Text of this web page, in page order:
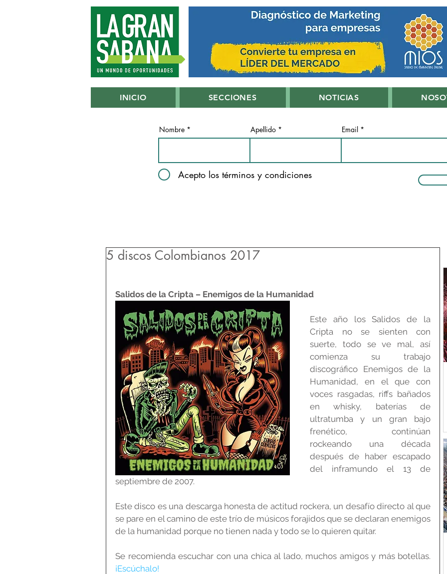
INICIO SECCIONES NOTICIAS
Nombre Apellido Email
Acepto los términos y condiciones
5 discos Colombianos 2017
Salidos de la Cripta – Enemigos de la Humanidad
Este año los Salidos de la
Cripta no se sienten con
suerte, todo se ve mal, así
comienza su trabajo
discográfico Enemigos de la
Humanidad, en el que con
voces rasgadas, riffs bañados
en whisky, baterías de
ultratumba y un gran bajo
frenético, continúan
rockeando una década
después de haber escapado
del inframundo el 13 de
septiembre de 2007.
Este disco es una descarga honesta de actitud rockera, un desafío directo al que
se pare en el camino de este trío de músicos forajidos que se declaran enemigos
de la humanidad porque no tienen nada y todo se lo quieren quitar.
¡Escúchalo!